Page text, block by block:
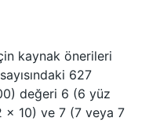
kaynak önerileri
627
değeri 6 (6 yüz
10) ve 7 (7 veya 7